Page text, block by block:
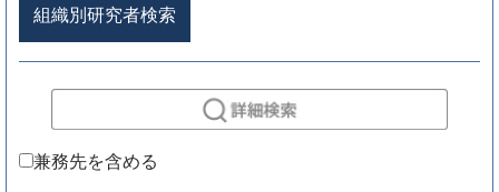
組織別研究者検索
兼務先を含める